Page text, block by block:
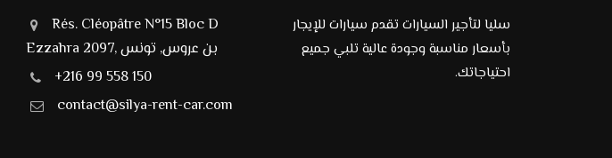
سليا لتأجير السيارات تقدم سيارات للإيجار
بأسعار مناسبة وجودة عالية تلبي جميع
احتياجاتك.
Rés. Cléopâtre N°15 Bloc D
Ezzahra 2097, بن عروس, تونس
+216 99 558 150
contact@silya-rent-car.com